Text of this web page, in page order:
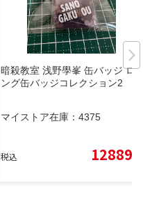
暗殺教室 浅野學峯 缶バッジ ロ
ング缶バッジコレクション2
マイストア在庫： 4375
税込 12889